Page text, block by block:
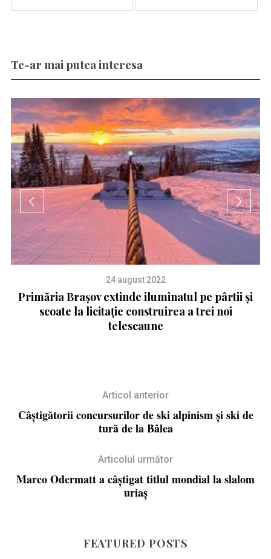
Te-ar mai putea interesa
24 august 2022
Primăria Brașov extinde iluminatul pe pârtii și
scoate la licitație construirea a trei noi
telescaune
Articol anterior
Câștigătorii concursurilor de ski alpinism și ski de
tură de la Bâlea
Articolul următor
Marco Odermatt a câștigat titlul mondial la slalom
uriaș
FEATURED POSTS